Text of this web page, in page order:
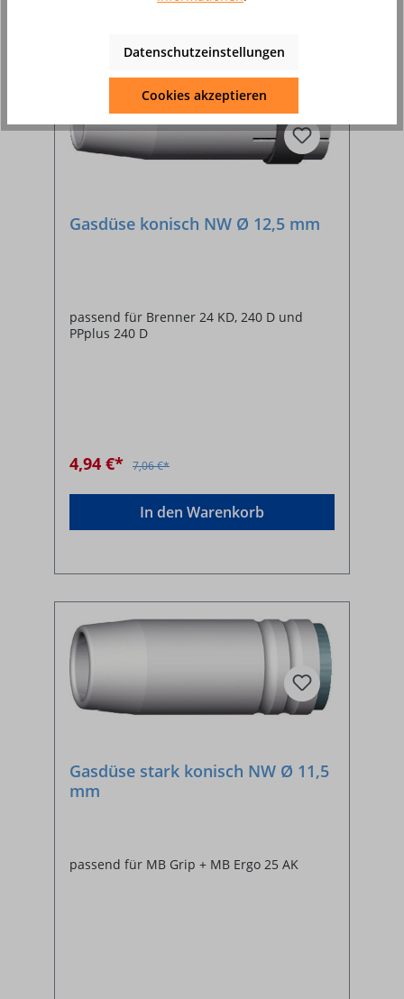
Gasdüse konisch NW Ø 12,5 mm
passend für Brenner 24 KD, 240 D und
PPplus 240 D
4,94 €* 7,06 €*
In den Warenkorb
Gasdüse stark konisch NW Ø 11,5
mm
passend für MB Grip + MB Ergo 25 AK
Datenschutzeinstellungen
Cookies akzeptieren